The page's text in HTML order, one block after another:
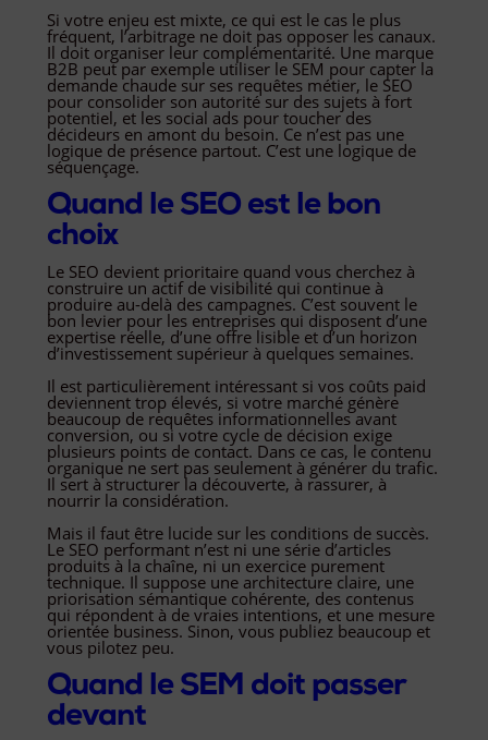
Si votre enjeu est mixte, ce qui est le cas le plus
fréquent, l’arbitrage ne doit pas opposer les canaux.
Il doit organiser leur complémentarité. Une marque
B2B peut par exemple utiliser le SEM pour capter la
demande chaude sur ses requêtes métier, le SEO
pour consolider son autorité sur des sujets à fort
potentiel, et les social ads pour toucher des
décideurs en amont du besoin. Ce n’est pas une
logique de présence partout. C’est une logique de
séquençage.
Quand le SEO est le bon
choix
Le SEO devient prioritaire quand vous cherchez à
construire un actif de visibilité qui continue à
produire au-delà des campagnes. C’est souvent le
bon levier pour les entreprises qui disposent d’une
expertise réelle, d’une offre lisible et d’un horizon
d’investissement supérieur à quelques semaines.
Il est particulièrement intéressant si vos coûts paid
deviennent trop élevés, si votre marché génère
beaucoup de requêtes informationnelles avant
conversion, ou si votre cycle de décision exige
plusieurs points de contact. Dans ce cas, le contenu
organique ne sert pas seulement à générer du trafic.
Il sert à structurer la découverte, à rassurer, à
nourrir la considération.
Mais il faut être lucide sur les conditions de succès.
Le SEO performant n’est ni une série d’articles
produits à la chaîne, ni un exercice purement
technique. Il suppose une architecture claire, une
priorisation sémantique cohérente, des contenus
qui répondent à de vraies intentions, et une mesure
orientée business. Sinon, vous publiez beaucoup et
vous pilotez peu.
Quand le SEM doit passer
devant